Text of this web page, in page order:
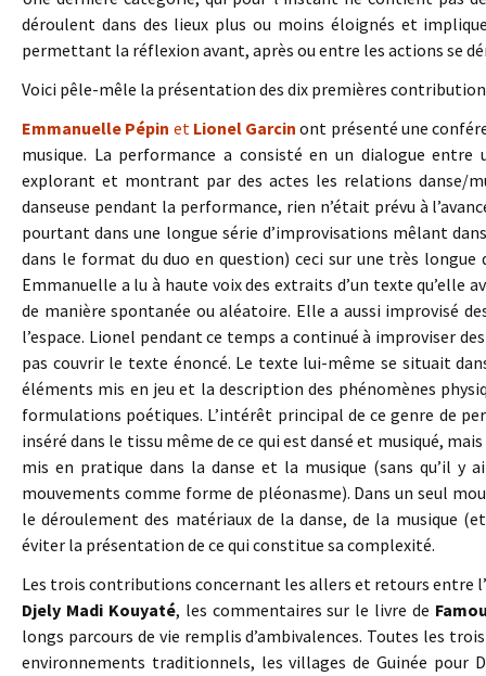
déroulent dans des lieux plus ou moins éloignés et
permettant la réflexion avant, après ou entre les actions se
Voici pêle-mêle la présentation des dix premières
Emmanuelle Pépin et Lionel Garcin ont présenté une
musique. La performance a consisté en un dialogue
explorant et montrant par des actes les relations danse/
danseuse pendant la performance, rien n’était prévu à
pourtant dans une longue série d’improvisations mêlant
dans le format du duo en question) ceci sur une très
Emmanuelle a lu à haute voix des extraits d’un texte qu’elle
de manière spontanée ou aléatoire. Elle a aussi improvisé
l’espace. Lionel pendant ce temps a continué à improviser
pas couvrir le texte énoncé. Le texte lui-même se situait
éléments mis en jeu et la description des phénomènes
formulations poétiques. L’intérêt principal de ce genre de
inséré dans le tissu même de ce qui est dansé et musiqué,
mis en pratique dans la danse et la musique (sans qu’il
mouvements comme forme de pléonasme). Dans un seul
le déroulement des matériaux de la danse, de la musique
éviter la présentation de ce qui constitue sa complexité.
Les trois contributions concernant les allers et retours entre
Djely Madi Kouyaté, les commentaires sur le livre de
longs parcours de vie remplis d’ambivalences. Toutes les
environnements traditionnels, les villages de Guinée pour